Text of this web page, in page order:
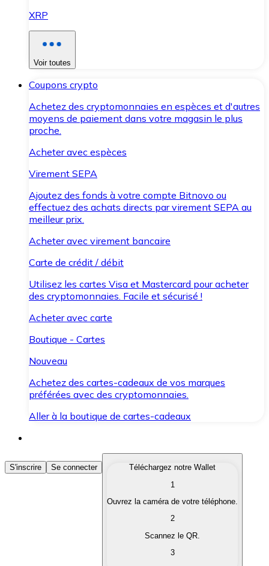
XRP
Voir toutes
Coupons crypto
Achetez des cryptomonnaies en espèces et d'autres
moyens de paiement dans votre magasin le plus
proche.
Acheter avec espèces
Virement SEPA
Ajoutez des fonds à votre compte Bitnovo ou
effectuez des achats directs par virement SEPA au
meilleur prix.
Acheter avec virement bancaire
Carte de crédit / débit
Utilisez les cartes Visa et Mastercard pour acheter
des cryptomonnaies. Facile et sécurisé !
Acheter avec carte
Boutique - Cartes
Nouveau
Achetez des cartes-cadeaux de vos marques
préférées avec des cryptomonnaies.
Aller à la boutique de cartes-cadeaux
Acheter des Cryptomonnaies
Achetez les cryptomonnaies qui vous intéressent
Convertissez vos cryptomonnaies en monnaie
S'inscrire Se connecter
Téléchargez notre Wallet
1
Ouvrez la caméra de votre téléphone.
2
Scannez le QR.
3